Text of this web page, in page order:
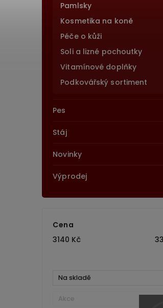
Pamlsky
Kosmetika na koně
Péče o kůži
Soli a lizné pochoutky
Vitamínové doplňky
Podkovářský sortiment
Pes
Stáj
Novinky
Výprodej
Cena
3140 Kč
Na skladě
Akce